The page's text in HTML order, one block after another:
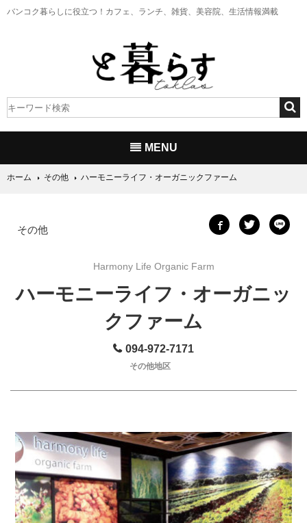
バンコク暮らしに役立つ！ カフェ、ランチ、雑貨、美容院、生活情報満載
MENU
ホーム その他 ハーモニーライフ・オーガニックファーム
その他
Harmony Life Organic Farm
ハーモニーライフ・オーガニッ
クファーム
094-972-7171
その他地区